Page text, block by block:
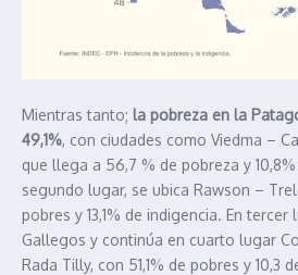
Mientras tanto; la pobreza en la
49,1%, con ciudades como Viedma –
que llega a 56,7 % de pobreza y
segundo lugar, se ubica Rawson –
pobres y 13,1% de indigencia. En
Gallegos y continúa en cuarto lugar
Rada Tilly, con 51,1% de pobres y 10,3